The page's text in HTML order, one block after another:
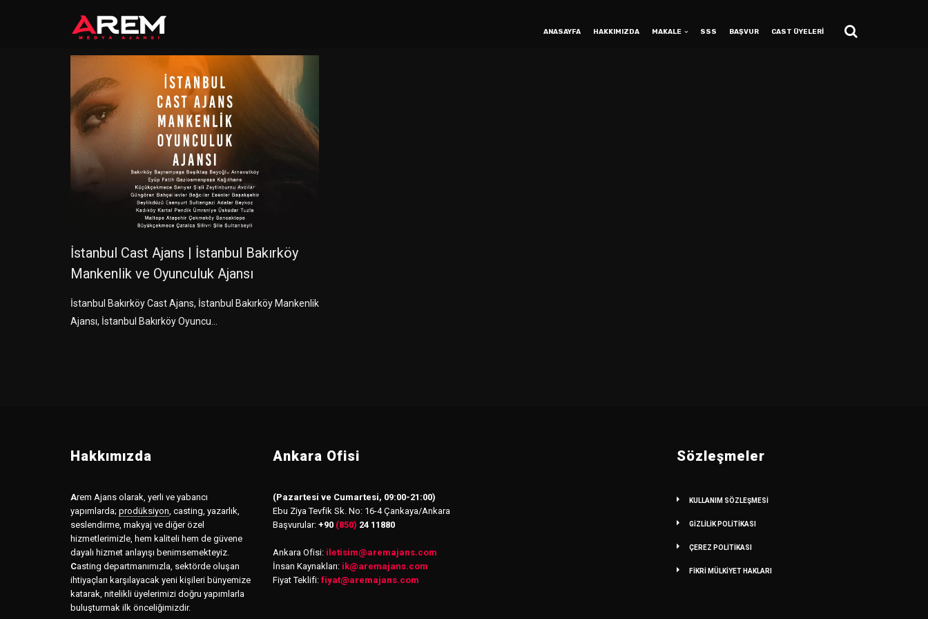
ANASAYFA HAKKIMIZDA MAKALE SSS BAŞVUR CAST ÜYELERİ
İstanbul Cast Ajans | İstanbul Bakırköy
Mankenlik ve Oyunculuk Ajansı
İstanbul Bakırköy Cast Ajans, İstanbul Bakırköy Mankenlik
Ajansı, İstanbul Bakırköy Oyuncu...
Hakkımızda
Arem Ajans olarak, yerli ve yabancı
yapımlarda; prodüksiyon casting, yazarlık,
seslendirme, makyaj ve diğer özel
hizmetlerimizle, hem kaliteli hem de güvene
dayalı hizmet anlayışı benimsemekteyiz.
Casting departmanımızla, sektörde oluşan
ihtiyaçları karşılayacak yeni kişileri bünyemize
katarak, nitelikli üyelerimizi doğru yapımlarla
buluşturmak ilk önceliğimizdir.
Ankara Ofisi
(Pazartesi ve Cumartesi, 09:00-21:00)
Ebu Ziya Tevfik Sk. No: 16-4 Çankaya/Ankara
Başvurular: +90 (850) 24 11880
Ankara Ofisi: iletisim@aremajans.com
İnsan Kaynakları: ik@aremajans.com
Fiyat Teklifi: fiyat@aremajans.com
Sözleşmeler
KULLANIM SÖZLEŞMESİ
GİZLİLİK POLİTİKASI
ÇEREZ POLİTİKASI
FİKRİ MÜLKİYET HAKLARI